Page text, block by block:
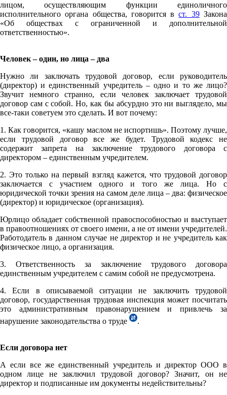
лицом, осуществляющим функции единоличного
исполнительного органа общества, говорится вст. 39Закона
«Об обществах с ограниченной и дополнительной
ответственностью».
Человек – один, но лица – два
Нужно ли заключать трудовой договор, если руководитель
(директор) и единственный учредитель – одно и то же лицо?
Звучит немного странно, если человек заключает трудовой
договор сам с собой. Но, как бы абсурдно это ни выглядело, мы
все-таки советуем это сделать. И вот почему:
1. Как говорится, «кашу маслом не испортишь». Поэтому лучше,
если трудовой договор все же будет. Трудовой кодекс не
содержит запрета на заключение трудового договора с
директором – единственным учредителем.
2. Это только на первый взгляд кажется, что трудовой договор
заключается с участием одного и того же лица. Но с
юридической точки зрения на самом деле лица – два: физическое
(директор) и юридическое (организация).
Юрлицо обладает собственной правоспособностью и выступает
в правоотношениях от своего имени, а не от имени учредителей.
Работодатель в данном случае не директор и не учредитель как
физическое лицо, а организация.
3. Ответственность за заключение трудового договора
единственным учредителем с самим собой не предусмотрена.
4. Если в описываемой ситуации не заключить трудовой
договор, государственная трудовая инспекция может посчитать
это административным правонарушением и привлечь за
нарушение законодательства о труде
.
Если договора нет
А если все же единственный учредитель и директор ООО в
одном лице не заключил трудовой договор? Значит, он не
директор и подписанные им документы недействительны?